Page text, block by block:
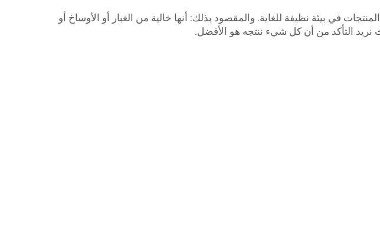
في بيئة نظيفة للغاية. والمقصود بذلك: أنها خالية من الغبار أو الأوساخ أو
التأكد من أن كل شيء ننتجه هو الأفضل.